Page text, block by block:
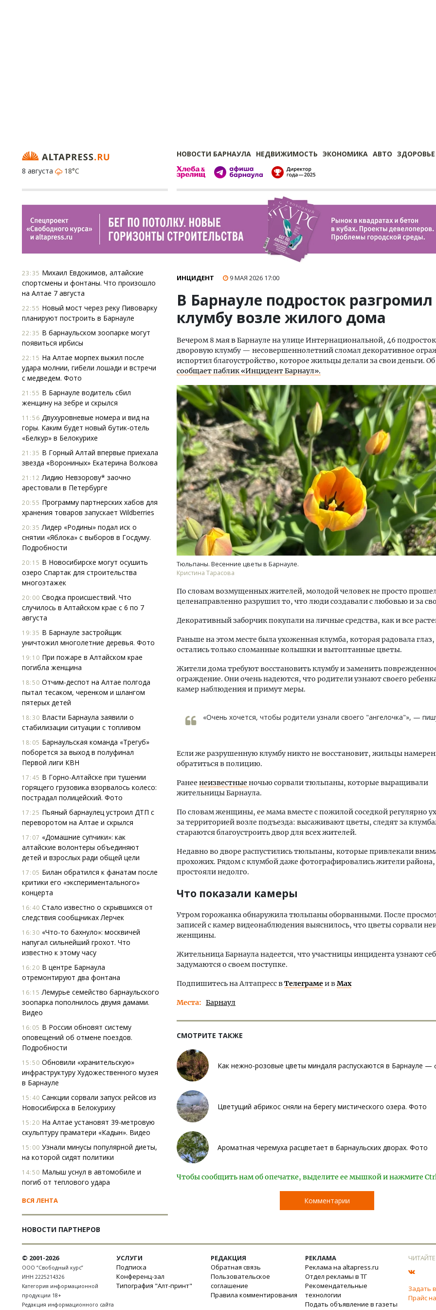
НОВОСТИ БАРНАУЛА НЕДВИЖИМОСТЬ ЭКОНОМИКА АВТО ЗДОРОВЬЕ
8 августа
18°C
23:35 Михаил Евдокимов, алтайские
спортсмены и фонтаны. Что произошло
на Алтае 7 августа
22:55 Новый мост через реку Пивоварку
планируют построить в Барнауле
22:35 В барнаульском зоопарке могут
появиться ирбисы
22:15 На Алтае морпех выжил после
удара молнии, гибели лошади и встречи
с медведем. Фото
21:55 В Барнауле водитель сбил
женщину на зебре и скрылся
11:56 Двухуровневые номера и вид на
горы. Каким будет новый бутик-отель
«Белкур» в Белокурихе
21:35 В Горный Алтай впервые приехала
звезда «Ворониных» Екатерина Волкова
21:12 Лидию Невзорову* заочно
арестовали в Петербурге
20:55 Программу партнерских хабов для
хранения товаров запускает Wildberries
20:35 Лидер «Родины» подал иск о
снятии «Яблока» с выборов в Госдуму.
Подробности
20:15 В Новосибирске могут осушить
озеро Спартак для строительства
многоэтажек
20:00 Сводка происшествий. Что
случилось в Алтайском крае с 6 по 7
августа
19:35 В Барнауле застройщик
уничтожил многолетние деревья. Фото
19:10 При пожаре в Алтайском крае
погибла женщина
18:50 Отчим-деспот на Алтае полгода
пытал тесаком, черенком и шлангом
пятерых детей
18:30 Власти Барнаула заявили о
стабилизации ситуации с топливом
18:05 Барнаульская команда «Трегуб»
поборется за выход в полуфинал
Первой лиги КВН
17:45 В Горно-Алтайске при тушении
горящего грузовика взорвалось колесо:
пострадал полицейский. Фото
17:25 Пьяный барнаулец устроил ДТП с
переворотом на Алтае и скрылся
17:07 «Домашние супчики»: как
алтайские волонтеры объединяют
детей и взрослых ради общей цели
17:05 Билан обратился к фанатам после
критики его «экспериментального»
концерта
16:40 Стало известно о скрывшихся от
следствия сообщниках Лерчек
16:30 «Что-то бахнуло»: москвичей
напугал сильнейший грохот. Что
известно к этому часу
16:20 В центре Барнаула
отремонтируют два фонтана
16:15 Лемурье семейство барнаульского
зоопарка пополнилось двумя дамами.
Видео
16:05 В России обновят систему
оповещений об отмене поездов.
Подробности
15:50 Обновили «хранительскую»
инфраструктуру Художественного музея
в Барнауле
15:40 Санкции сорвали запуск рейсов из
Новосибирска в Белокуриху
15:20 На Алтае установят 39-метровую
скульптуру праматери «Кадын». Видео
15:00 Узнали минусы популярной диеты,
на которой сидят политики
14:50 Малыш уснул в автомобиле и
погиб от теплового удара
ВСЯ ЛЕНТА
НОВОСТИ ПАРТНЕРОВ
ИНЦИДЕНТ 9 МАЯ 2026 17:00
В Барнауле подросток разгромил
клумбу возле жилого дома
Вечером 8 мая в Барнауле на улице Интернациональной, 46
дворовую клумбу — несовершеннолетний сломал декоративное
испортил благоустройство, которое жильцы делали за свои деньги.
сообщает паблик «Инцидент Барнаул».
Тюльпаны. Весенние цветы в Барнауле.
Кристина Тарасова
По словам возмущенных жителей, молодой человек не просто
целенаправленно разрушил то, что люди создавали с любовью и за
Декоративный заборчик покупали на личные средства, как и все
Раньше на этом месте была ухоженная клумба, которая радовала глаз,
остались только сломанные колышки и вытоптанные цветы.
Жители дома требуют восстановить клумбу и заменить
ограждение. Они очень надеются, что родители узнают своего
камер наблюдения и примут меры.
«Очень хочется, чтобы родители узнали своего "ангелочка"», —
Если же разрушенную клумбу никто не восстановит, жильцы
обратиться в полицию.
Ранее неизвестные ночью сорвали тюльпаны, которые выращивали
жительницы Барнаула.
По словам женщины, ее мама вместе с пожилой соседкой регулярно
за территорией возле подъезда: высаживают цветы, следят за
стараются благоустроить двор для всех жителей.
Недавно во дворе распустились тюльпаны, которые привлекали
прохожих. Рядом с клумбой даже фотографировались жители
простояли недолго.
Что показали камеры
Утром горожанка обнаружила тюльпаны оборванными. После
записей с камер видеонаблюдения выяснилось, что цветы сорвали
женщины.
Жительница Барнаула надеется, что участницы инцидента узнают
задумаются о своем поступке.
Подпишитесь на Алтапресс вТелеграмеи вMax
Места Барнаул
СМОТРИТЕ ТАКЖЕ
Как нежно-розовые цветы миндаля распускаются в Барнауле —
Цветущий абрикос сняли на берегу мистического озера. Фото
Ароматная черемуха расцветает в барнаульских дворах. Фото
Чтобы сообщить нам об опечатке, выделите ее мышкой и нажмите
Комментарии
Смелость архитектурных идей.
Генеральный директор компании
ЗИАС — об эстетике городов,
трендах в фасадах и развитии рынка
СТРОИТЕЛЬСТВО
Ищем новые берега.
«Жилищной
Гатилов — о том, как
оставаться на плаву,
© 2001-2026
ООО “Свободный курс”
ИНН 2225214326
Категория информационной
продукции 18+
Редакция информационного сайта
УСЛУГИ
Подписка
Конференц-зал
Типография "Алт-принт"
РЕДАКЦИЯ
Обратная связь
Пользовательское
соглашение
Правила комментирования
РЕКЛАМА
Реклама на altapress.ru
Отдел рекламы в ТГ
Рекомендательные
технологии
Подать объявление в газеты
Задать
Прайс